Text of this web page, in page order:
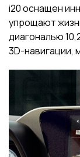
i20 оснащен
упрощают
диагональю
3D-навигации,